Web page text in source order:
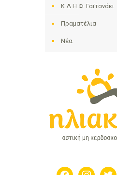
Κ.Δ.Η.Φ. Γαϊτανάκι
Πραματέλια
Νέα
facebookinstagramtwitter